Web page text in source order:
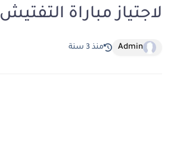
لاجتياز مباراة التفتيش 2023
Admin منذ 3 سنة